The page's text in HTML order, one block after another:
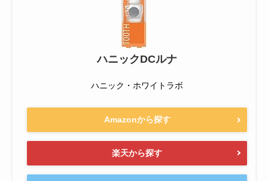
ハニックDCルナ
ハニック・ホワイトラボ
Amazonから探す
楽天から探す